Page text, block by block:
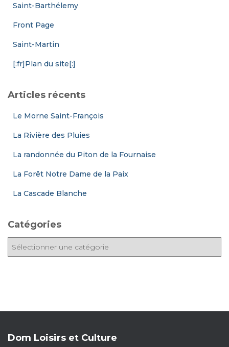
Saint-Barthélemy
Front Page
Saint-Martin
[:fr]Plan du site[:]
Articles récents
Le Morne Saint-François
La Rivière des Pluies
La randonnée du Piton de la Fournaise
La Forêt Notre Dame de la Paix
La Cascade Blanche
Catégories
r
s
Dom Loisirs et Culture